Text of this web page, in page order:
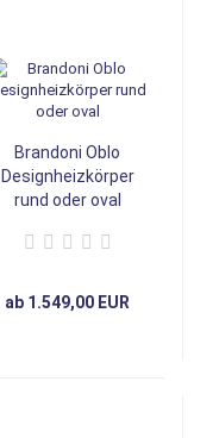
Brandoni Oblo
Designheizkörper
rund oder oval
ab 1.549,00 EUR